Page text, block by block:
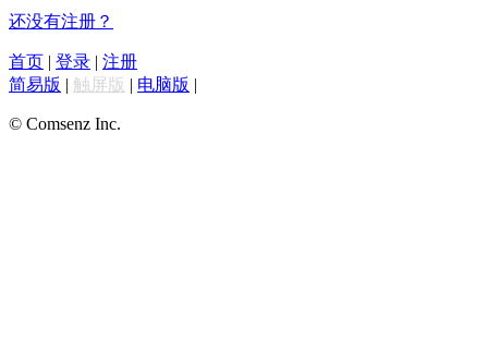
还没有注册？
首页 | 登录 | 注册
简易版 | 触屏版 | 电脑版 |
© Comsenz Inc.